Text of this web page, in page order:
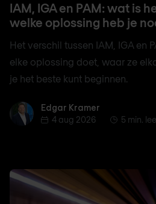
IAM, IGA en PAM: wat is
welke oplossing heb je
Het verschil tussen IAM, IGA en
elke oplossing doet, waar ze
je het beste kunt beginnen.
Edgar KramerEdgar Kramer
4 aug 2026
5 min.